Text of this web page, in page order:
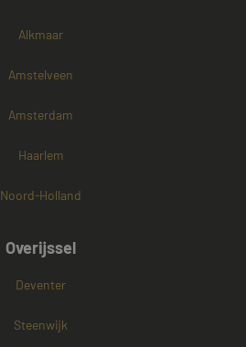
Alkmaar
Amstelveen
Amsterdam
Haarlem
Noord-Holland
Overijssel
Deventer
Steenwijk